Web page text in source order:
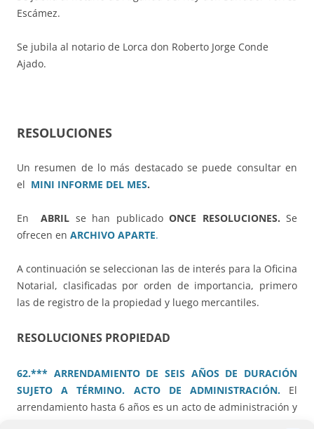
Escámez.
Se jubila al notario de Lorca don Roberto Jorge Conde
Ajado.
RESOLUCIONES
Un resumen de lo más destacado se puede consultar en
el MINI INFORME DEL MES.
En ABRIL se han publicado ONCE RESOLUCIONES. Se
ofrecen en ARCHIVO APARTE.
A continuación se seleccionan las de interés para la Oficina
Notarial, clasificadas por orden de importancia, primero
las de registro de la propiedad y luego mercantiles.
RESOLUCIONES PROPIEDAD
62.*** ARRENDAMIENTO DE SEIS AÑOS DE DURACIÓN
SUJETO A TÉRMINO. ACTO DE ADMINISTRACIÓN.El
arrendamiento hasta 6 años es un acto de administración y